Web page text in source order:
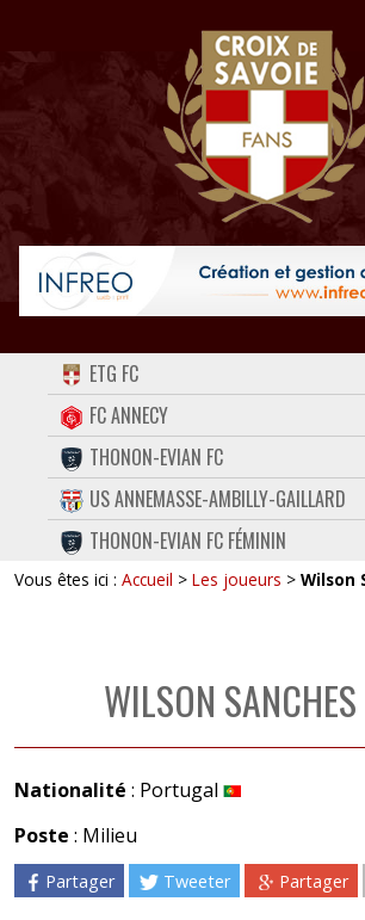
ACCUEIL
FORUM
CONTACT
FACEBOOK
TWITTER
ETG FC
FC ANNECY
THONON-EVIAN FC
US ANNEMASSE-AMBILLY-GAILLARD
THONON-EVIAN FC FÉMININ
Vous êtes ici : Accueil > Les joueurs > Wilson
WILSON
Nationalité : Portugal
Poste : Milieu
Partager Tweeter Partager